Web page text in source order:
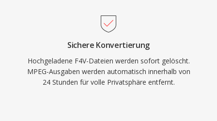
Sichere Konvertierung
Hochgeladene F4V-Dateien werden sofort gelöscht.
MPEG-Ausgaben werden automatisch innerhalb von
24 Stunden für volle Privatsphäre entfernt.